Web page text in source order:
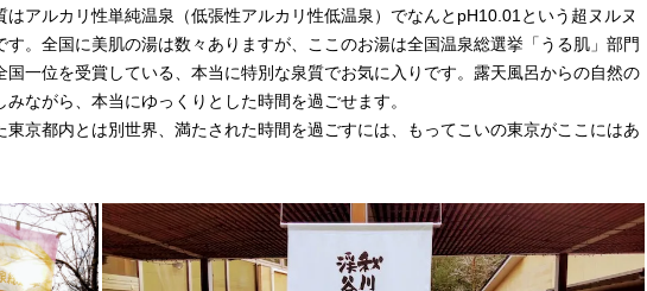
はアルカリ性単純温泉（低張性アルカリ性低温泉）でなんとpH10.01という超ヌルヌ
す。全国に美肌の湯は数々ありますが、ここのお湯は全国温泉総選挙「うる肌」部門
国一位を受賞している、本当に特別な泉質でお気に入りです。露天風呂からの自然の
みながら、本当にゆっくりとした時間を過ごせます。
東京都内とは別世界、満たされた時間を過ごすには、もってこいの東京がここにはあ